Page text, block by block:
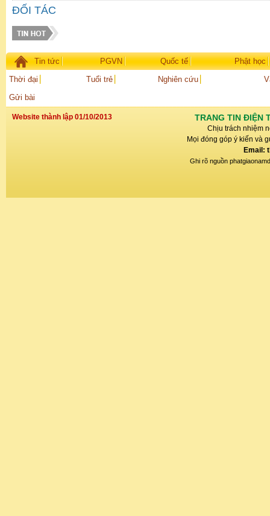
ĐỐI TÁC
Tin tức PGVN Quốc tế
Phật học
Thời đại
Tuổi trẻ Nghiên cứu
Gửi bài
Website thành lập 01/10/2013 TRANG TIN ĐIỆN
Chịu trách nhiệm
Mọi đóng góp ý kiến và
Email:
Ghi rõ nguồn